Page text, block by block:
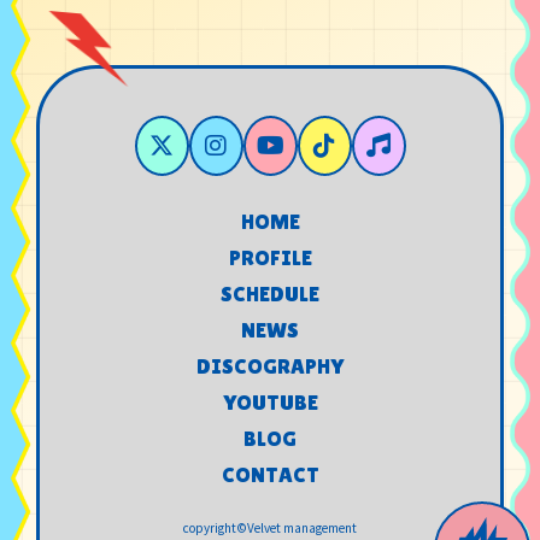
HOME
HOME
PROFILE
PROFILE
SCHEDULE
SCHEDULE
NEWS
NEWS
DISCOGRAPHY
DISCOGRAPHY
YOUTUBE
YOUTUBE
BLOG
BLOG
CONTACT
copyright©Velvet management